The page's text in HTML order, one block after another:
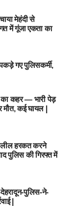
मेहंदी से
में गूंजा एकता का
गए पुलिसकर्मी,
कहर — भारी पेड़
कई घायल |
हरकत करने
पुलिस की गिरफ्त में
पुलिस-ने-
|